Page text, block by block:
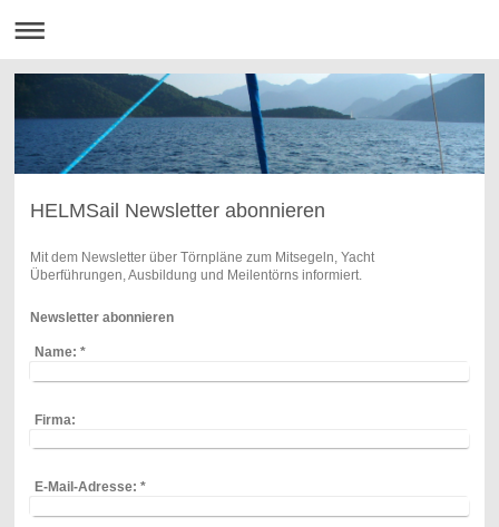
HELMSail Newsletter abonnieren
Mit dem Newsletter über Törnpläne zum Mitsegeln, Yacht
Überführungen, Ausbildung und Meilentörns informiert.
Newsletter abonnieren
Name: *
Firma:
E-Mail-Adresse: *